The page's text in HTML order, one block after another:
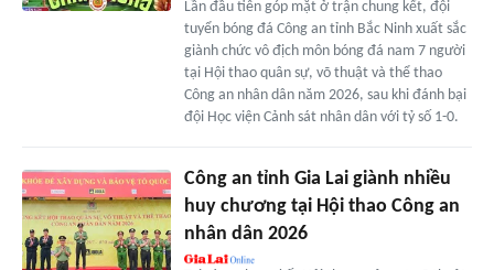
Lần đầu tiên góp mặt ở trận chung kết, đội
tuyển bóng đá Công an tỉnh Bắc Ninh xuất sắc
giành chức vô địch môn bóng đá nam 7 người
tại Hội thao quân sự, võ thuật và thể thao
Công an nhân dân năm 2026, sau khi đánh bại
đội Học viện Cảnh sát nhân dân với tỷ số 1-0.
Công an tỉnh Gia Lai giành nhiều
huy chương tại Hội thao Công an
nhân dân 2026